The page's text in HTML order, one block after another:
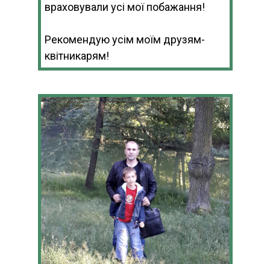
враховували усі мої побажання!
Рекомендую усім моїм друзям-
квітникарям!